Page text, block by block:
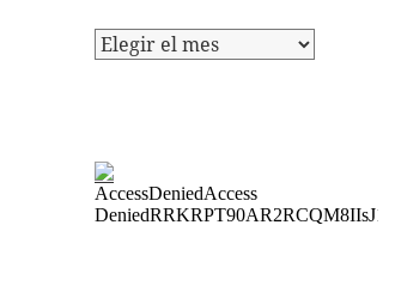
Archivos